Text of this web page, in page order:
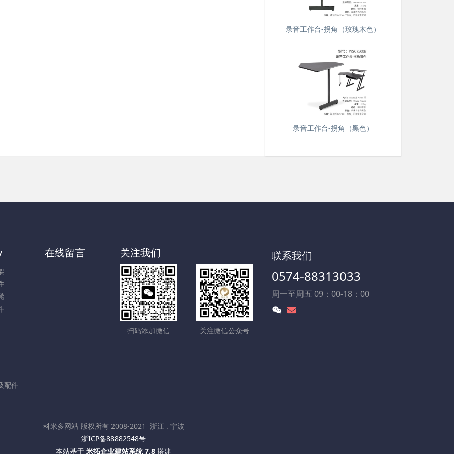
录音工作台-拐角（玫瑰木色）
录音工作台-拐角（黑色）
配件
在线留言 关注我们
扫码添加微信 关注微信公众号
联系我们
0574-88313033
周一至周五 09：00-18：00
科米多网站 版权所有 2008-2021 浙江 . 宁波
浙ICP备88882548号
本站基于 米拓企业建站系统 7.8 搭建